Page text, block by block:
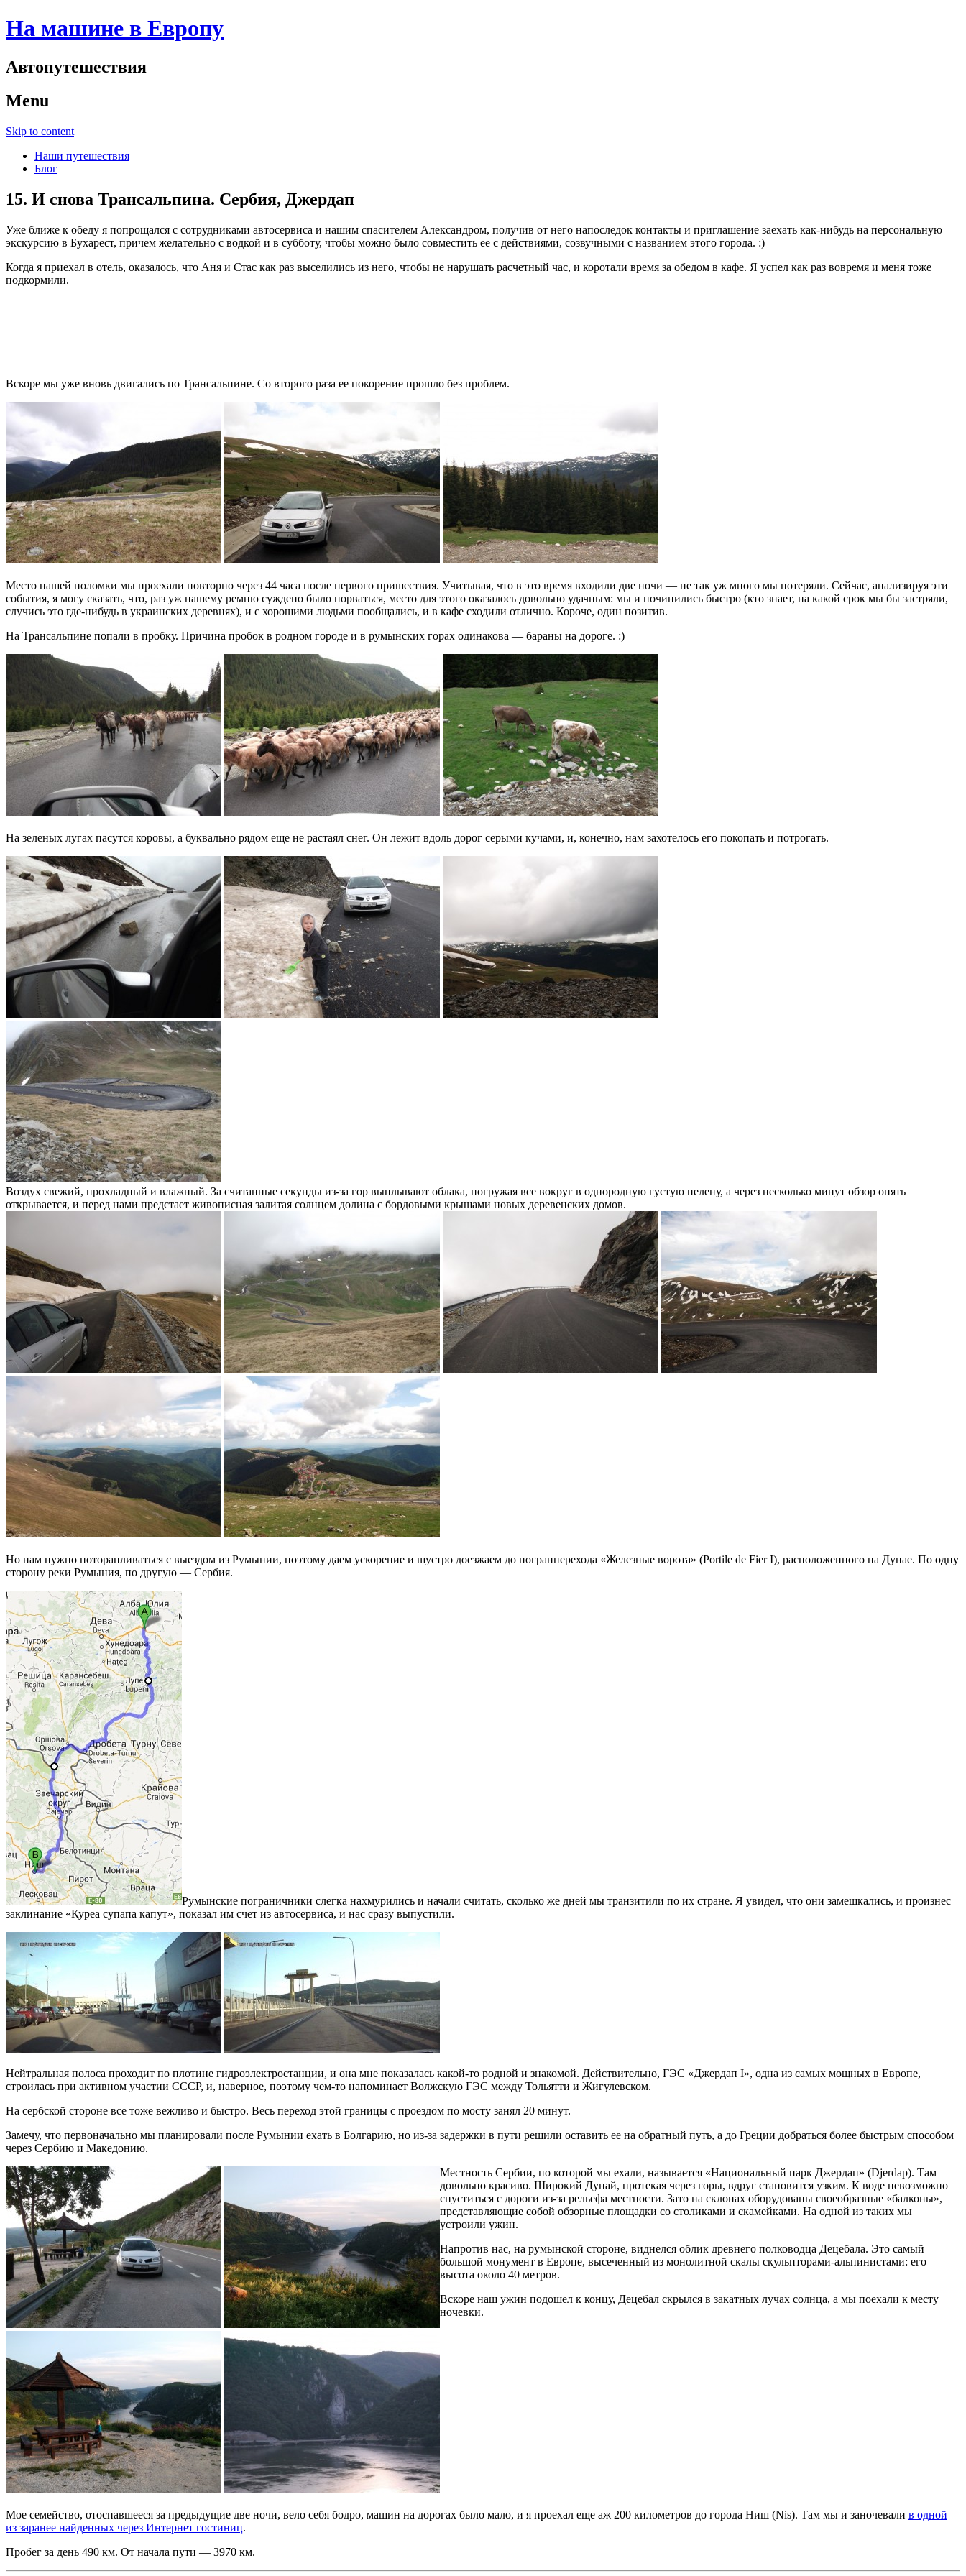
На машине в Европу
Автопутешествия
Menu
Skip to content
Наши путешествия
Блог
15. И снова Трансальпина. Сербия, Джердап
Уже ближе к обеду я попрощался с сотрудниками автосервиса и нашим спасителем Александром, получив от него напоследок контакты и приглашение заехать как-нибудь на персональную
экскурсию в Бухарест, причем желательно с водкой и в субботу, чтобы можно было совместить ее с действиями, созвучными с названием этого города. :)
Когда я приехал в отель, оказалось, что Аня и Стас как раз выселились из него, чтобы не нарушать расчетный час, и коротали время за обедом в кафе. Я успел как раз вовремя и меня тоже
подкормили.
Вскоре мы уже вновь двигались по Трансальпине. Со второго раза ее покорение прошло без проблем.
Место нашей поломки мы проехали повторно через 44 часа после первого пришествия. Учитывая, что в это время входили две ночи — не так уж много мы потеряли. Сейчас, анализируя эти
события, я могу сказать, что, раз уж нашему ремню суждено было порваться, место для этого оказалось довольно удачным: мы и починились быстро (кто знает, на какой срок мы бы застряли,
случись это где-нибудь в украинских деревнях), и с хорошими людьми пообщались, и в кафе сходили отлично. Короче, один позитив.
На Трансальпине попали в пробку. Причина пробок в родном городе и в румынских горах одинакова — бараны на дороге. :)
На зеленых лугах пасутся коровы, а буквально рядом еще не растаял снег. Он лежит вдоль дорог серыми кучами, и, конечно, нам захотелось его покопать и потрогать.
Воздух свежий, прохладный и влажный. За считанные секунды из-за гор выплывают облака, погружая все вокруг в однородную густую пелену, а через несколько минут обзор опять
открывается, и перед нами предстает живописная залитая солнцем долина с бордовыми крышами новых деревенских домов.
Но нам нужно поторапливаться с выездом из Румынии, поэтому даем ускорение и шустро доезжаем до погранперехода «Железные ворота» (Portile de Fier I), расположенного на Дунае. По одну
сторону реки Румыния, по другую — Сербия.
Румынские пограничники слегка нахмурились и начали считать, сколько же дней мы транзитили по их стране. Я увидел, что они замешкались, и произнес
заклинание «Куреа супапа капут», показал им счет из автосервиса, и нас сразу выпустили.
Нейтральная полоса проходит по плотине гидроэлектростанции, и она мне показалась какой-то родной и знакомой. Действительно, ГЭС «Джердап I», одна из самых мощных в Европе,
строилась при активном участии СССР, и, наверное, поэтому чем-то напоминает Волжскую ГЭС между Тольятти и Жигулевском.
На сербской стороне все тоже вежливо и быстро. Весь переход этой границы с проездом по мосту занял 20 минут.
Замечу, что первоначально мы планировали после Румынии ехать в Болгарию, но из-за задержки в пути решили оставить ее на обратный путь, а до Греции добраться более быстрым способом
через Сербию и Македонию.
Местность Сербии, по которой мы ехали, называется «Национальный парк Джердап» (Djerdap). Там
довольно красиво. Широкий Дунай, протекая через горы, вдруг становится узким. К воде невозможно
спуститься с дороги из-за рельефа местности. Зато на склонах оборудованы своеобразные «балконы»,
представляющие собой обзорные площадки со столиками и скамейками. На одной из таких мы
устроили ужин.
Напротив нас, на румынской стороне, виднелся облик древнего полководца Децебала. Это самый
большой монумент в Европе, высеченный из монолитной скалы скульпторами-альпинистами: его
высота около 40 метров.
Вскоре наш ужин подошел к концу, Децебал скрылся в закатных лучах солнца, а мы поехали к месту
ночевки.
Мое семейство, отоспавшееся за предыдущие две ночи, вело себя бодро, машин на дорогах было мало, и я проехал еще аж 200 километров до города Ниш (Nis). Там мы и заночевали в одной
из заранее найденных через Интернет гостиниц.
Пробег за день 490 км. От начала пути — 3970 км.